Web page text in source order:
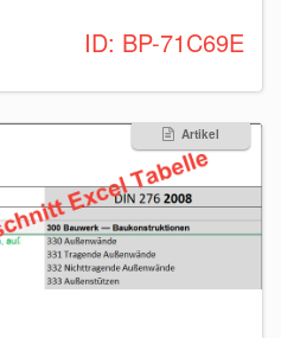
ID: BP-71C69E
Artikel